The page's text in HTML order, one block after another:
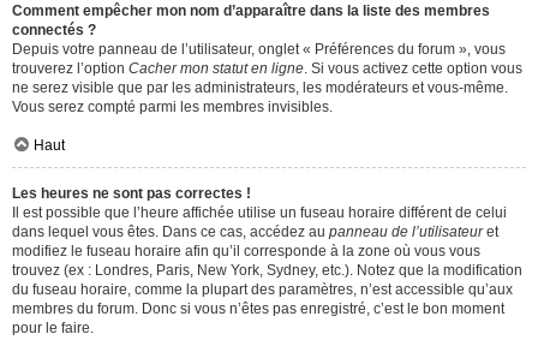
Comment empêcher mon nom d’apparaître dans la liste des membres
connectés ?
Depuis votre panneau de l’utilisateur, onglet « Préférences du forum », vous
trouverez l’option Cacher mon statut en ligne . Si vous activez cette option vous
ne serez visible que par les administrateurs, les modérateurs et vous-même.
Vous serez compté parmi les membres invisibles.
Haut
Les heures ne sont pas correctes !
Il est possible que l’heure affichée utilise un fuseau horaire différent de celui
dans lequel vous êtes. Dans ce cas, accédez au panneau de l’utilisateuret
modifiez le fuseau horaire afin qu’il corresponde à la zone où vous vous
trouvez (ex : Londres, Paris, New York, Sydney, etc.). Notez que la modification
du fuseau horaire, comme la plupart des paramètres, n’est accessible qu’aux
membres du forum. Donc si vous n’êtes pas enregistré, c’est le bon moment
pour le faire.